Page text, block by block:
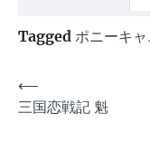
Tagged ポニーキ
投
稿
⟵
三国恋戦記 魁